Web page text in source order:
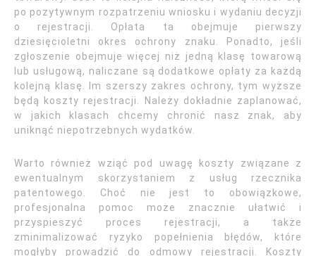
po pozytywnym rozpatrzeniu wniosku i wydaniu decyzji
o rejestracji. Opłata ta obejmuje pierwszy
dziesięcioletni okres ochrony znaku. Ponadto, jeśli
zgłoszenie obejmuje więcej niż jedną klasę towarową
lub usługową, naliczane są dodatkowe opłaty za każdą
kolejną klasę. Im szerszy zakres ochrony, tym wyższe
będą koszty rejestracji. Należy dokładnie zaplanować,
w jakich klasach chcemy chronić nasz znak, aby
uniknąć niepotrzebnych wydatków.
Warto również wziąć pod uwagę koszty związane z
ewentualnym skorzystaniem z usług rzecznika
patentowego. Choć nie jest to obowiązkowe,
profesjonalna pomoc może znacznie ułatwić i
przyspieszyć proces rejestracji, a także
zminimalizować ryzyko popełnienia błędów, które
mogłyby prowadzić do odmowy rejestracji. Koszty